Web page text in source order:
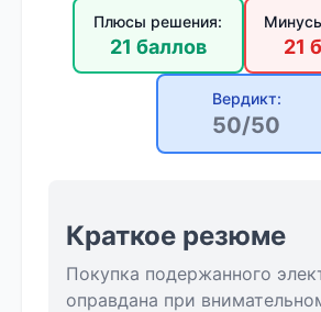
Плюсы решения:
21 баллов 21
Вердикт:
50/50
Краткое резюме
Покупка подержанного
оправдана при